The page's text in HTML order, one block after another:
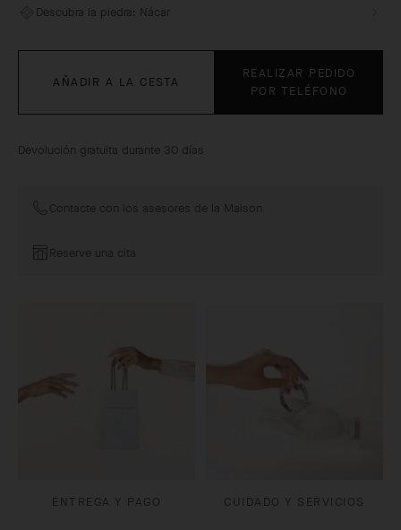
elegancia y feminidad.
Descubra la piedra: Nácar
AÑADIR A LA CESTA
REALIZAR PEDIDO
POR TELÉFONO
Devolución gratuita durante 30 días
Contacte con los asesores de la Maison
Reserve una cita
ENTREGA Y PAGO CUIDADO Y SERVICIOS